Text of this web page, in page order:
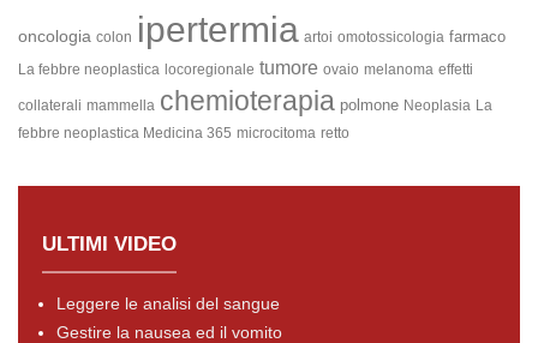
oncologia colon ipertermia artoi omotossicologia farmaco
La febbre neoplastica locoregionale tumore ovaio melanoma effetti
collaterali mammella chemioterapia polmone Neoplasia La
febbre neoplastica Medicina 365 microcitoma retto
ULTIMI VIDEO
Leggere le analisi del sangue
Gestire la nausea ed il vomito